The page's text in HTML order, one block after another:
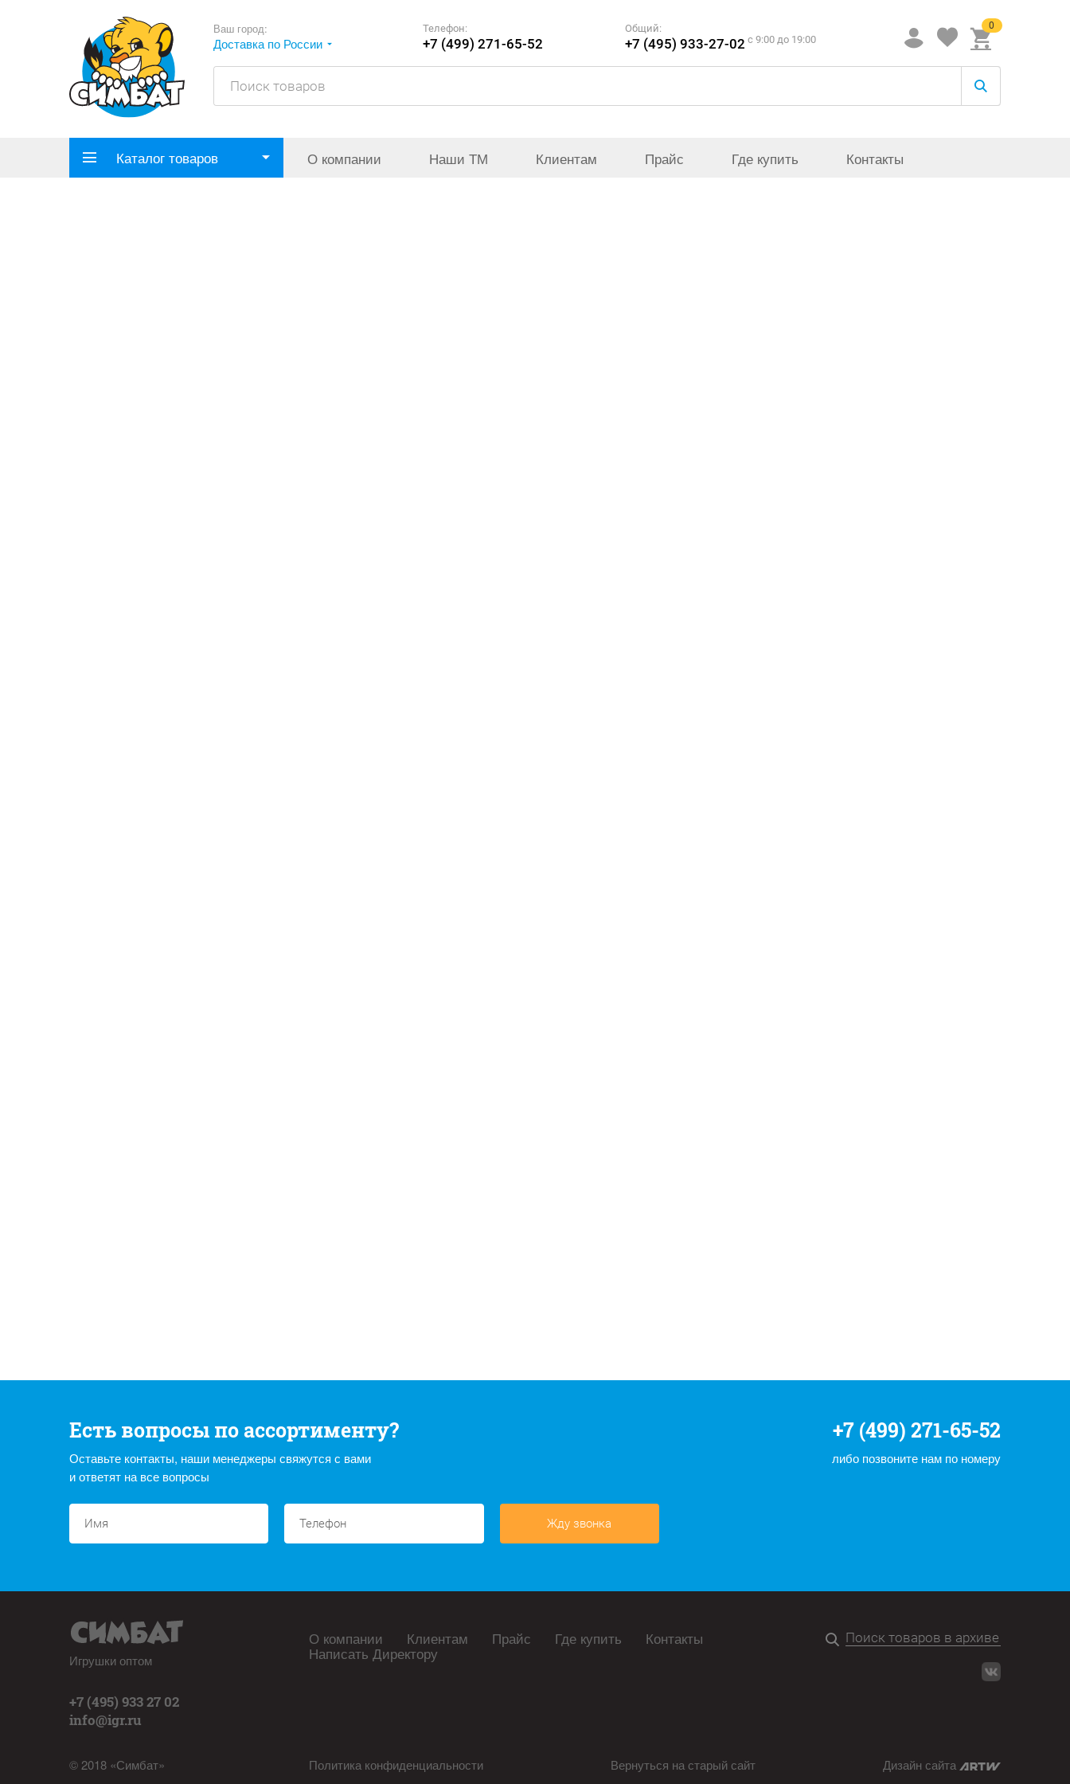
Ваш город:
Доставка по России
Телефон:
+7 (499) 271-65-52
Общий:
+7 (495) 933-27-02 c 9:00 до 19:00
0
Каталог товаров О компании Наши ТМ Клиентам Прайс Где купить Контакты
Есть вопросы по ассортименту?
Оставьте контакты, наши менеджеры свяжутся с вами
и ответят на все вопросы
+7 (499) 271-65-52
либо позвоните нам по номеру
Жду звонка
Игрушки оптом
+7 (495) 933 27 02
info@igr.ru
© 2018 «Симбат»
О компании Клиентам Прайс Где купить Контакты
Написать Директору
Политика конфиденциальности Вернуться на старый сайт Дизайн сайта